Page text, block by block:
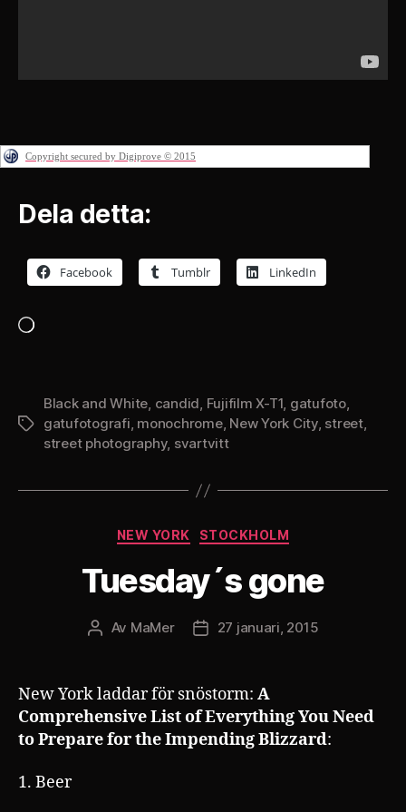
Copyright secured by Digiprove © 2015
Dela detta:
Facebook Tumblr LinkedIn
Etiketter
Black and White, candid, Fujifilm X-T1, gatufoto,
gatufotografi, monochrome, New York City, street,
street photography, svartvitt
Kategorier
NEW YORK STOCKHOLM
Tuesday´s gone
Inläggsförfattare
Av MaMer Inläggsdatum
27 januari, 2015
New York laddar för snöstorm: A
Comprehensive List of Everything You Need
to Prepare for the Impending Blizzard:
1. Beer